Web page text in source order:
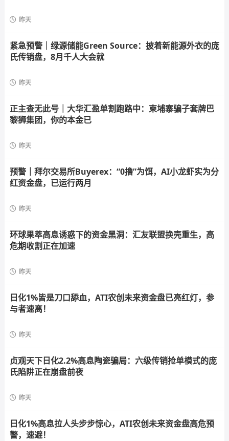
昨天
紧急预警｜绿源储能Green Source：披着新能源外衣的庞
氏传销盘，8月千人大会就
昨天
正主查无此号｜大华汇盈单割跑路中：柬埔寨骗子套牌巴
黎狮集团，你的本金已
昨天
预警｜拜尔交易所Buyerex：“0撸”为饵，AI小龙虾实为分
红资金盘，已运行两月
昨天
环球果萃高息诱惑下的资金黑洞：汇友联盟换壳重生，高
危期收割正在加速
昨天
日化1%皆是刀口舔血，ATI农创未来资金盘已亮红灯，参
与者速离！
昨天
贞观天下日化2.2%高息陶瓷骗局：六级传销抢单模式的庞
氏陷阱正在崩盘前夜
昨天
日化1%高息拉人头步步惊心，ATI农创未来资金盘高危预
警，速避！